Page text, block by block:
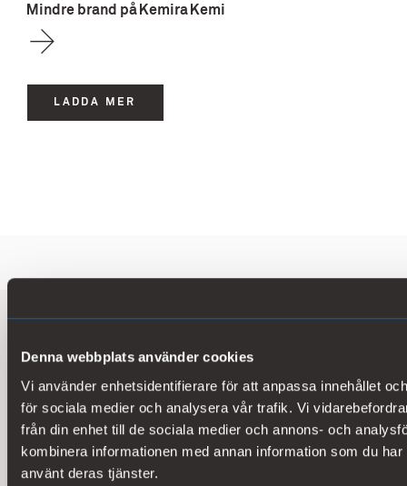
Denna webbplats använder cookies
Vi använder enhetsidentifierare för att anpassa innehållet
för sociala medier och analysera vår trafik. Vi
från din enhet till de sociala medier och annons- och
kombinera informationen med annan information som du
använt deras tjänster.
Mindre brand på Kemira Kemi
LADDA MER
SE-251 09 Helsingborg, Sweden
Besöksadress: Industrigatan 70
Tel. +46 (0) 42 17 10 00
kemirakemi@kemira.com